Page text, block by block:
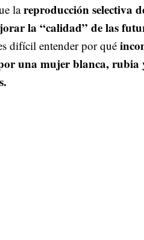
lareproducción selectiva
la “calidad” de las
difícil entender por qué
una mujer blanca, rubia